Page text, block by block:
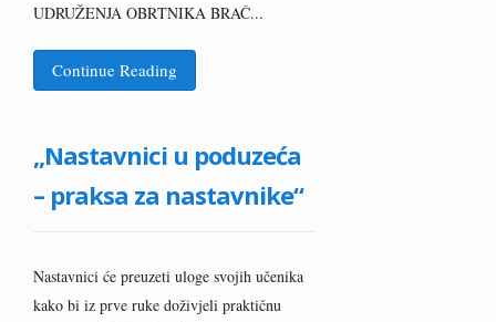
UDRUŽENJA OBRTNIKA BRAČ...
Continue Reading
„Nastavnici u poduzeća
– praksa za nastavnike“
Nastavnici će preuzeti uloge svojih učenika
kako bi iz prve ruke doživjeli praktičnu